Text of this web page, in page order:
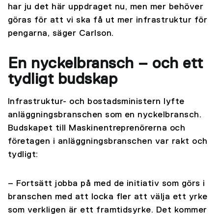
har ju det här uppdraget nu, men mer behöver
göras för att vi ska få ut mer infrastruktur för
pengarna, säger Carlson.
En nyckelbransch – och ett
tydligt budskap
Infrastruktur- och bostadsministern lyfte
anläggningsbranschen som en nyckelbransch.
Budskapet till Maskinentreprenörerna och
företagen i anläggningsbranschen var rakt och
tydligt:
– Fortsätt jobba på med de initiativ som görs i
branschen med att locka fler att välja ett yrke
som verkligen är ett framtidsyrke. Det kommer